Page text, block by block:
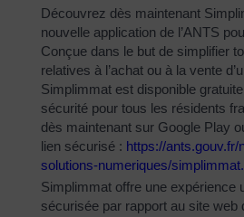
Découvrez dès maintenant
nouvelle application de l’ANTS
Conçue dans le but de simplifier
relatives à l’achat ou à la vente
Simplimmat est disponible
sécurité pour tous les résidents
dès maintenant sur Google Play
lien sécurisé : https://ants.gouv.fr/
solutions-numeriques/simplimmat.
Simplimmat offre une expérience
sécurisée par rapport au site web